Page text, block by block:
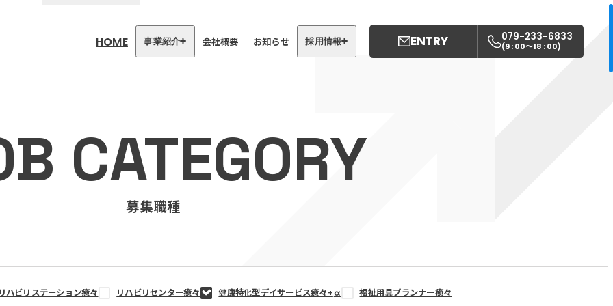
HOME 事業紹介
リハビリセンター癒々
健康特化型デイサービス癒々＋
α
福祉用具プランナー癒々
姫路中央保育園
会社概要 お知らせ 採用情報 ENTRY 079-233-6833
(9 : 00〜18 : 00)
CATEGORY
募集職種
ハビリステーション癒々 リハビリセンター癒々 健康特化型デイサービス癒々+α 福祉用具プランナー癒々